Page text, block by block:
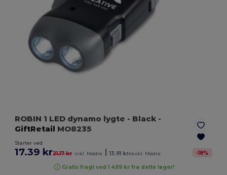
ROBIN 1 LED dynamo lygte - Black -
GiftRetail MO8235
Starter ved
17.39 kr21.17 kr inkl. Mødre 13.91 krekskl. Mødre -18%
Gratis fragt ved 1 499 kr fra dette lager!